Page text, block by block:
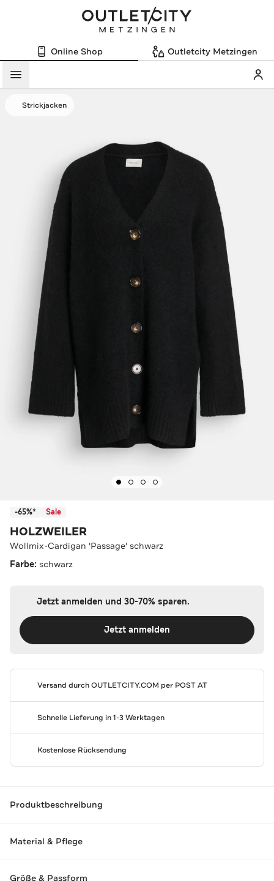
Online Shop Outletcity Metzingen
Menü
Strickjacken
-65%* Sale
HOLZWEILER
Wollmix-Cardigan 'Passage' schwarz
Farbe: schwarz
Jetzt anmelden und 30-70% sparen.
Jetzt anmelden
Versand durchOUTLETCITY.COM per POST AT
Schnelle Lieferung in 1-3 Werktagen
Kostenlose Rücksendung
Produktbeschreibung
Material & Pflege
Größe & Passform